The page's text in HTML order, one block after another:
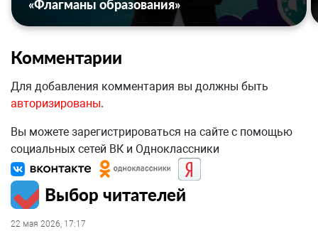
«Флагманы образования»
Комментарии
Для добавления комментария вы должны быть
авторизированы.
Вы можете зарегистрироваться на сайте с помощью
социальных сетей ВК и Одноклассники
Выбор читателей
22 мая 2026, 17:17